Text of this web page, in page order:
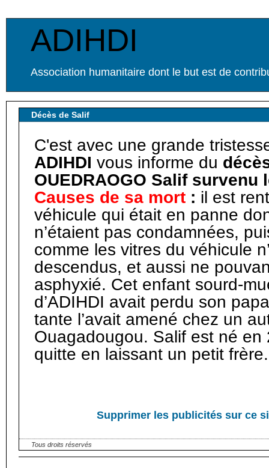
ADIHDI
Association humanitaire dont le but est de
Décès de Salif
C'est avec une grande
ADIHDI vous informe du
OUEDRAOGO Salif survenu
Causes de sa mort : il est
véhicule qui était en panne
n’étaient pas condamnées,
comme les vitres du véhicule
descendus, et aussi ne
asphyxié. Cet enfant sourd-
d’ADIHDI avait perdu son
tante l’avait amené chez un
Ouagadougou. Salif est né en
quitte en laissant un petit
Supprimer les publicités sur ce
Tous droits réservés